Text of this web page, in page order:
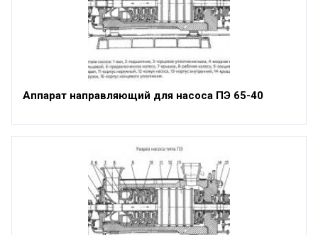
Аппарат направляющий для насоса ПЭ 65-40